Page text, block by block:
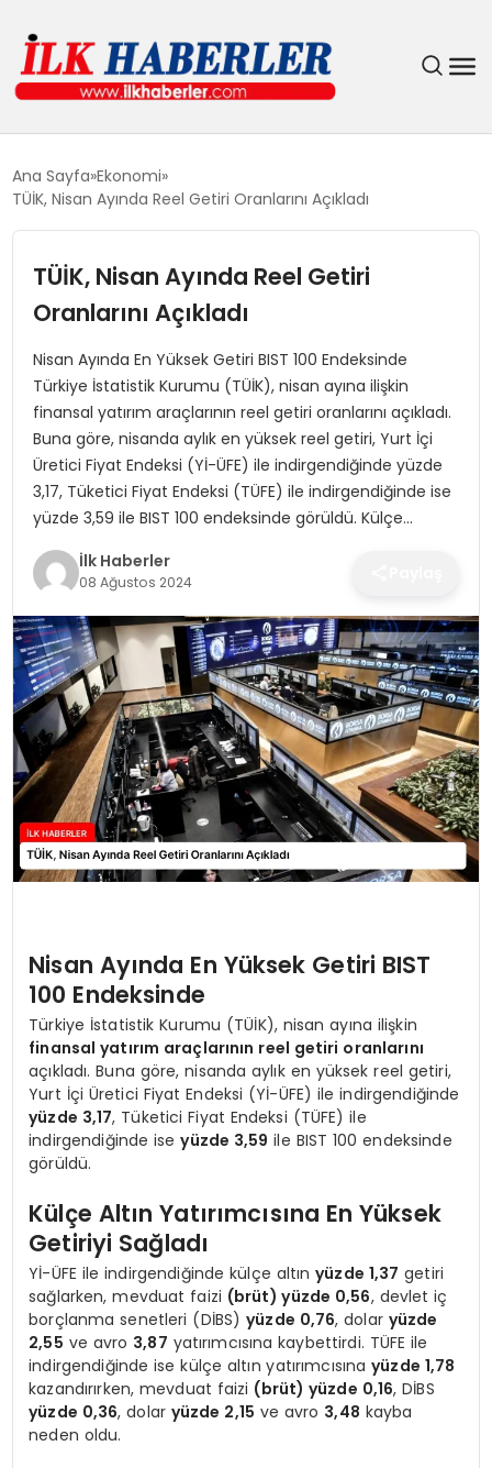
EKONOMI
MAGAZIN
SIYASET
SPOR
TEKNOLOJI
YAŞAM
Ana Sayfa Ekonomi
TÜİK, Nisan Ayında Reel Getiri Oranlarını Açıkladı
TÜİK, Nisan Ayında Reel Getiri
Oranlarını Açıkladı
Nisan Ayında En Yüksek Getiri BIST 100 Endeksinde
Türkiye İstatistik Kurumu (TÜİK), nisan ayına ilişkin
finansal yatırım araçlarının reel getiri oranlarını açıkladı.
Buna göre, nisanda aylık en yüksek reel getiri, Yurt İçi
Üretici Fiyat Endeksi (Yİ-ÜFE) ile indirgendiğinde yüzde
3,17, Tüketici Fiyat Endeksi (TÜFE) ile indirgendiğinde ise
yüzde 3,59 ile BIST 100 endeksinde görüldü. Külçe…
İlk Haberler
08 Ağustos 2024
Nisan Ayında En Yüksek Getiri BIST
100 Endeksinde
Türkiye İstatistik Kurumu (TÜİK), nisan ayına ilişkin
finansal yatırım araçlarının reel getiri oranlarını
açıkladı. Buna göre, nisanda aylık en yüksek reel getiri,
Yurt İçi Üretici Fiyat Endeksi (Yİ-ÜFE) ile indirgendiğinde
yüzde 3,17, Tüketici Fiyat Endeksi (TÜFE) ile
indirgendiğinde iseyüzde 3,59 ile BIST 100 endeksinde
görüldü.
Külçe Altın Yatırımcısına En Yüksek
Getiriyi Sağladı
Yİ-ÜFE ile indirgendiğinde külçe altınyüzde 1,37 getiri
sağlarken, mevduat faizi (brüt) yüzde 0,56, devlet iç
borçlanma senetleri (DİBS)yüzde 0,76, dolar yüzde
2,55 ve avro 3,87 yatırımcısına kaybettirdi. TÜFE ile
indirgendiğinde ise külçe altın yatırımcısınayüzde 1,78
kazandırırken, mevduat faizi (brüt) yüzde 0,16, DİBS
yüzde 0,36, dolar yüzde 2,15 ve avro 3,48 kayba
neden oldu.